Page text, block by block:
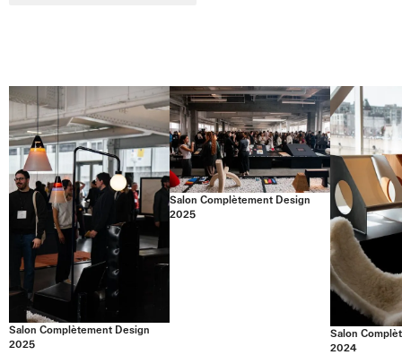
Salon Complètement Design
2025
Salon Complètement Design
2025
Salon
2024